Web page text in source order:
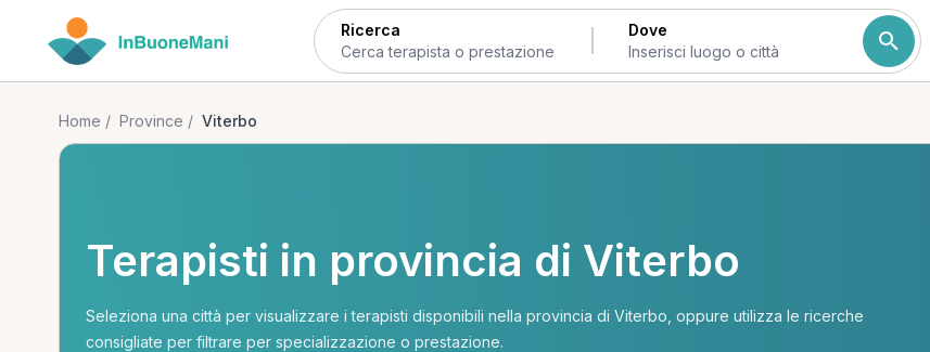
Ricerca Dove
Home / Province / Viterbo
Terapisti in provincia di Viterbo
Seleziona una città per visualizzare i terapisti disponibili nella provincia di Viterbo, oppure utilizza le ricerche
consigliate per filtrare per specializzazione o prestazione.